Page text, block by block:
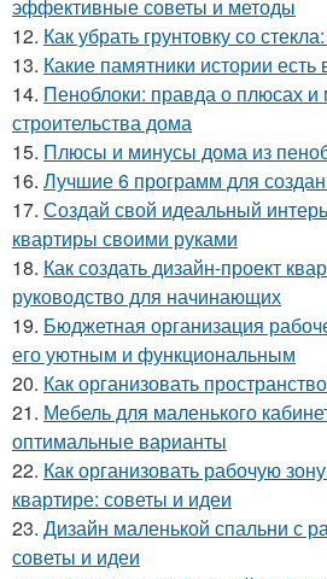
эффективные советы и методы
12. Как убрать грунтовку со
13. Какие памятники истории есть
14. Пеноблоки: правда о плюсах и
строительства дома
15. Плюсы и минусы дома из
16. Лучшие 6 программ для
17. Создай свой идеальный
квартиры своими руками
18. Как создать дизайн-проект
руководство для начинающих
19. Бюджетная организация
его уютным и функциональным
20. Как организовать
21. Мебель для маленького
оптимальные варианты
22. Как организовать рабочую
квартире: советы и идеи
23. Дизайн маленькой спальни с
советы и идеи